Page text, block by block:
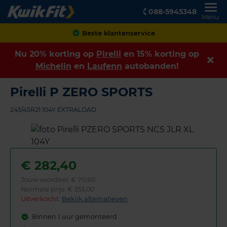
088-5945348
Menu
Achteraf betalen
Nu 20% korting op Pirelli en 15% korting op
Michelin en Laufenn autobanden!
Pirelli P ZERO SPORTS
245/45R21 104Y EXTRALOAD
€ 282,40
Jouw voordeel: € 70,60
Normale prijs: € 353,00
Uitverkocht: Bekijk alternatieven
Binnen 1 uur gemonteerd